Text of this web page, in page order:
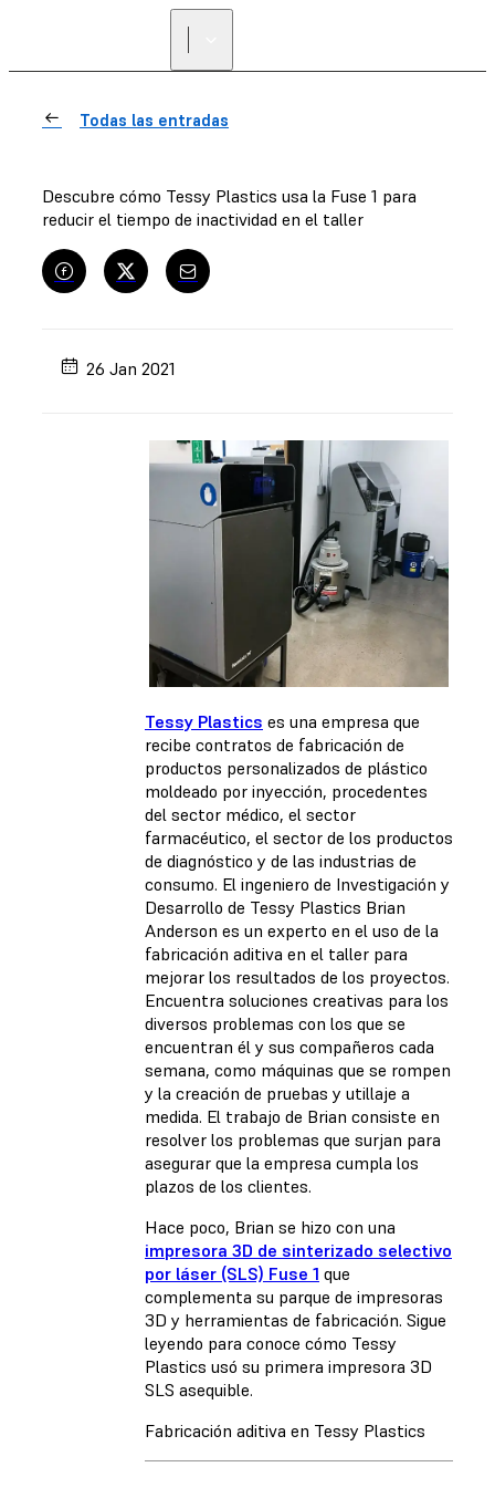
Todas las entradas
Descubre cómo Tessy Plastics usa la Fuse 1 para
reducir el tiempo de inactividad en el taller
26 Jan 2021
Tessy Plastics es una empresa que
recibe contratos de fabricación de
productos personalizados de plástico
moldeado por inyección, procedentes
del sector médico, el sector
farmacéutico, el sector de los productos
de diagnóstico y de las industrias de
consumo. El ingeniero de Investigación y
Desarrollo de Tessy Plastics Brian
Anderson es un experto en el uso de la
fabricación aditiva en el taller para
mejorar los resultados de los proyectos.
Encuentra soluciones creativas para los
diversos problemas con los que se
encuentran él y sus compañeros cada
semana, como máquinas que se rompen
y la creación de pruebas y utillaje a
medida. El trabajo de Brian consiste en
resolver los problemas que surjan para
asegurar que la empresa cumpla los
plazos de los clientes.
Hace poco, Brian se hizo con una
impresora 3D de sinterizado selectivo
por láser (SLS) Fuse 1 que
complementa su parque de impresoras
3D y herramientas de fabricación. Sigue
leyendo para conoce cómo Tessy
Plastics usó su primera impresora 3D
SLS asequible.
Fabricación aditiva en Tessy Plastics